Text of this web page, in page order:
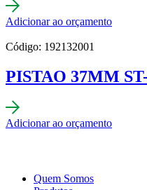
Adicionar ao orçamento
Código: 192132001
PISTAO 37MM
Adicionar ao orçamento
Quem Somos